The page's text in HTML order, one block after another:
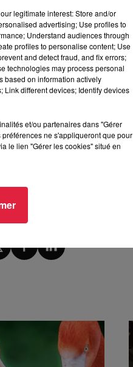
legitimate interest: Store and/or
advertising; Use profiles to
Understand audiences through
profiles to personalise content; Use
and detect fraud, and fix errors;
technologies may process personal
based on information actively
Link different devices; Identify devices
et/ou partenaires dans "Gérer
ne s'appliqueront que pour
le lien "Gérer les cookies" situé en